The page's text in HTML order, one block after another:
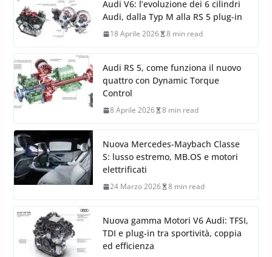
Audi V6: l’evoluzione dei 6 cilindri
Audi, dalla Typ M alla RS 5 plug-in
18 Aprile 2026 8 min read
Audi RS 5, come funziona il nuovo
quattro con Dynamic Torque
Control
8 Aprile 2026 8 min read
Nuova Mercedes-Maybach Classe
S: lusso estremo, MB.OS e motori
elettrificati
24 Marzo 2026 8 min read
Nuova gamma Motori V6 Audi: TFSI,
TDI e plug-in tra sportività, coppia
ed efficienza